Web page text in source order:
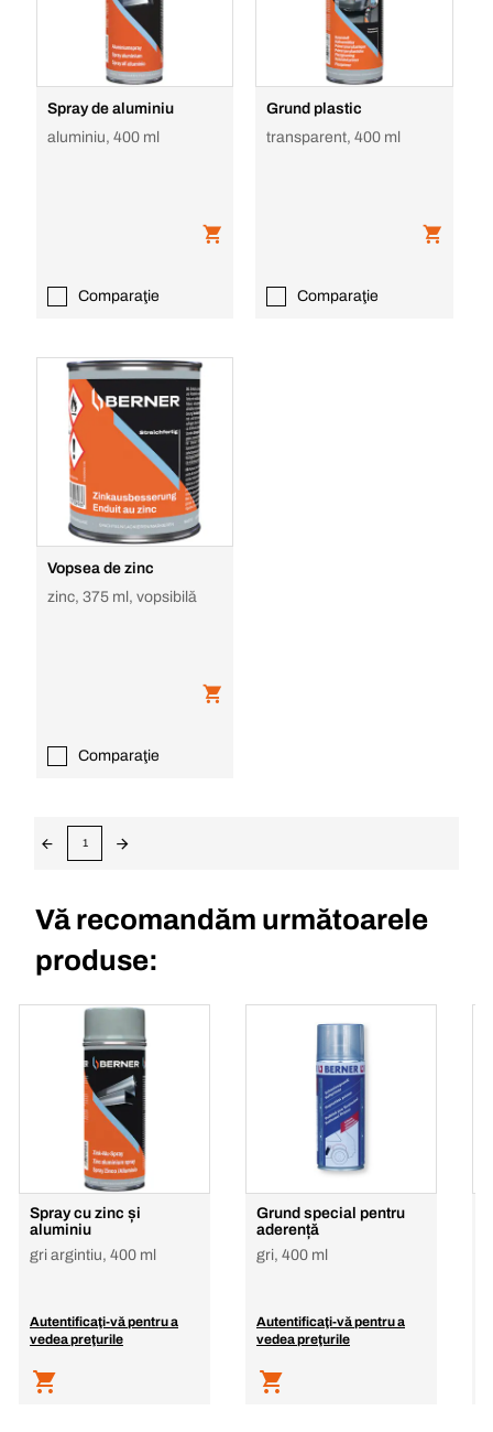
Spray de aluminiu
aluminiu, 400 ml
Comparaţie
Grund plastic
transparent, 400 ml
Comparaţie
Vopsea de zinc
zinc, 375 ml, vopsibilă
Comparaţie
1
Vă recomandăm următoarele
produse:
Spray cu zinc și
aluminiu
gri argintiu, 400 ml
Autentificaţi-vă pentru a
vedea preţurile
Grund special pentru
aderență
gri, 400 ml
Autentificaţi-vă pentru a
vedea preţurile